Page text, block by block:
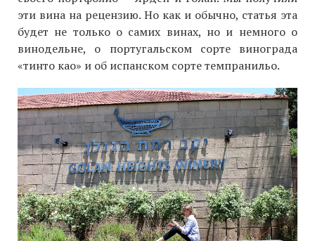
эти вина на рецензию. Но как и обычно, статья эта
будет не только о самих винах, но и немного о
винодельне, о португальском сорте винограда
«тинто као» и об испанском сорте темпранильо.